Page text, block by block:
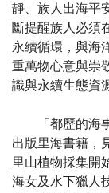
靜、族人出海平
斷提醒族人必須
永續循環，與海
重萬物心意與崇
識與永續生態資
「都歷的海事
出版里海書籍，
里山植物採集開
海女及水下獵人